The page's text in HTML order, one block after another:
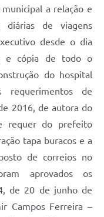
a relação e
de viagens
desde o dia
e cópia de todo o
do hospital
requerimentos de
2016, de autora do
requer do prefeito
tapa buracos e a
de correios no
aprovados os
de 20 de junho de
Campos Ferreira –